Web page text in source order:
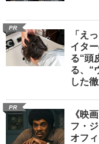
PR
「え
イタ
る“頭
る、“
した
PR
《映
フ・
オフ